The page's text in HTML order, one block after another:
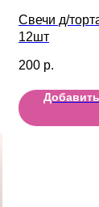
Свечи д/
12шт
200 р.